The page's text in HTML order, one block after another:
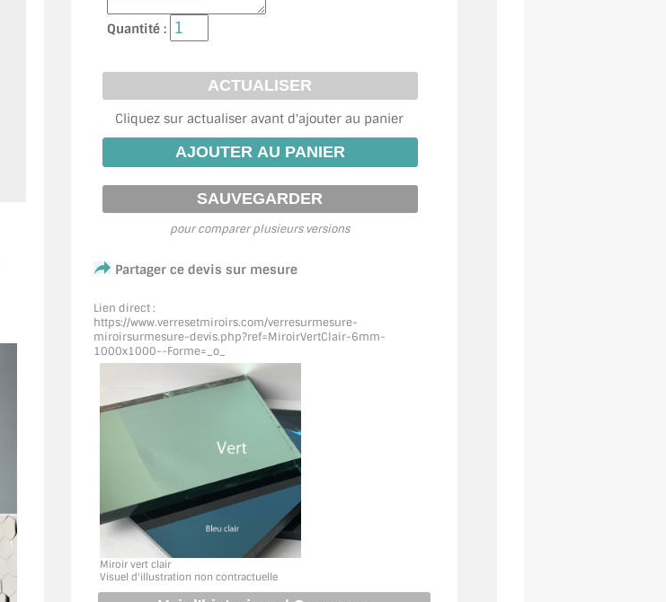
Quantité :
Cliquez sur actualiser avant d'ajouter au panier
pour comparer plusieurs versions
Partager ce devis sur mesure
Lien direct :
https://www.verresetmiroirs.com/verresurmesure-
miroirsurmesure-devis.php?ref=MiroirVertClair-6mm-
1000x1000--Forme=_o_
Miroir vert clair
Visuel d'illustration non contractuelle